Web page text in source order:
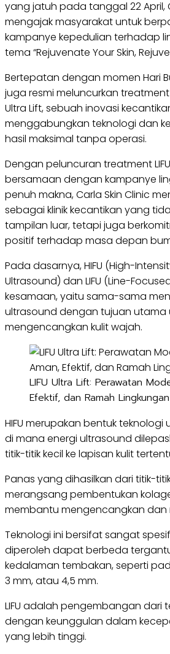
yang jatuh pada tanggal 22 April,
mengajak masyarakat untuk
kampanye kepedulian terhadap
tema “Rejuvenate Your Skin,
Bertepatan dengan momen Hari
juga resmi meluncurkan treatment
Ultra Lift, sebuah inovasi
menggabungkan teknologi dan
hasil maksimal tanpa operasi.
Dengan peluncuran treatment
bersamaan dengan kampanye
penuh makna, Carla Skin Clinic
sebagai klinik kecantikan yang
tampilan luar, tetapi juga
positif terhadap masa depan
Pada dasarnya, HIFU (High-
Ultrasound) dan LIFU (Line-
kesamaan, yaitu sama-sama
ultrasound dengan tujuan utama
mengencangkan kulit wajah.
LIFU Ultra Lift: Perawatan
Efektif, dan Ramah Lingkungan
HIFU merupakan bentuk
di mana energi ultrasound
titik-titik kecil ke lapisan kulit
Panas yang dihasilkan dari titik-
merangsang pembentukan
membantu mengencangkan dan
Teknologi ini bersifat sangat
diperoleh dapat berbeda
kedalaman tembakan, seperti
3 mm, atau 4,5 mm.
LIFU adalah pengembangan dari
dengan keunggulan dalam
yang lebih tinggi.